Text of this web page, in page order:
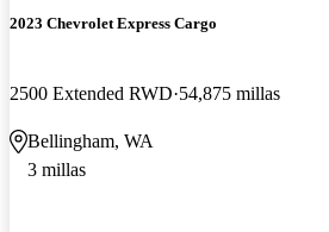
2023 Chevrolet Express Cargo
2500 Extended RWD 54,875 millas
Bellingham, WA
3 millas